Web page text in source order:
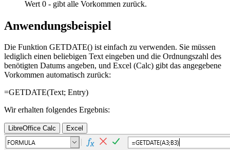
Wert 0 - gibt alle Vorkommen zurück.
Anwendungsbeispiel
Die Funktion GETDATE() ist einfach zu verwenden. Sie müssen
lediglich einen beliebigen Text eingeben und die Ordnungszahl des
benötigten Datums angeben, und Excel (Calc) gibt das angegebene
Vorkommen automatisch zurück:
=GETDATE(Text; Entry)
Wir erhalten folgendes Ergebnis:
LibreOffice Calc Excel